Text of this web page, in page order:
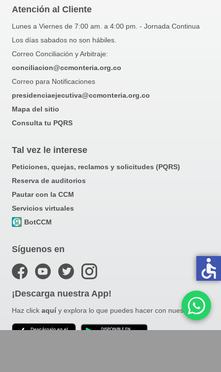
Atención al Cliente
Lunes a Viernes de 7:00 am. a 4:00 pm. - Jornada Continua
Los días sabados no son hábiles.
Correo Conciliación y Arbitraje:
conciliacion@ccmonteria.org.co
Correo para Notificaciones
presidenciaejecutiva@ccmonteria.org.co
Mapa del sitio
Consulta tu PQRS
Tal vez le interese
Peticiones, quejas, reclamos y solicitudes (PQRS)
Reserva de auditorios
Pautar con la CCM
Servicios virtuales
BotCCM
Síguenos en
¡Descarga nuestra App!
Haz click aquí y explora lo que puedes hacer con nuestra app
accessible